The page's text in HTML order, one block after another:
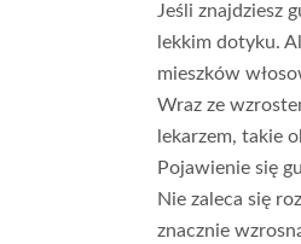
Jeśli znajdziesz
lekkim dotyku.
mieszków
Wraz ze
lekarzem, takie
Pojawienie się
Nie zaleca się
znacznie